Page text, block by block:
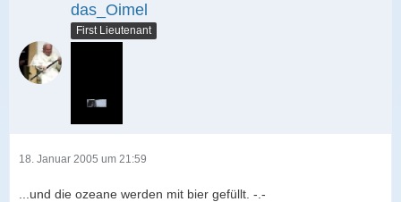
das_Oimel
First Lieutenant
18. Januar 2005 um 21:59
...und die ozeane werden mit bier gefüllt. -.-